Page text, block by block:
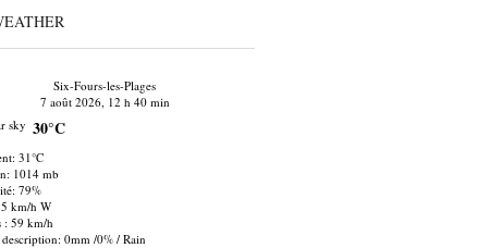
Six-Fours-les-Plages
7 août 2026, 12 h 40 min
30°C
31°C
1014 mb
79%
km/h W
: 59 km/h
0mm/0%/ Rain